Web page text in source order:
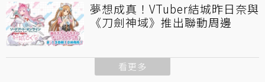
夢想成真！VTuber結城昨日奈與
《刀劍神域》推出聯動周邊
看更多